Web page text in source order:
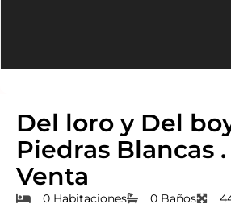
Del loro y Del
Piedras Blancas
Venta
0 Habitaciones 0 Baños